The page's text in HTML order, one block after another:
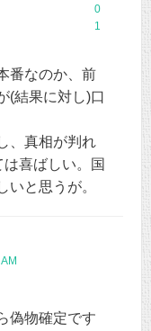
0
1
番なのか、前
(結果に対し)口
、真相が判れ
喜ばしい。国
いと思うが。
偽物確定です